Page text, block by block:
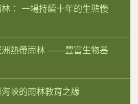
： 一場持續十年的生態慢
洲熱帶雨林 ——豐富生物基
峽的雨林教育之緣